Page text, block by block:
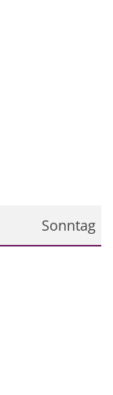
Sonntag